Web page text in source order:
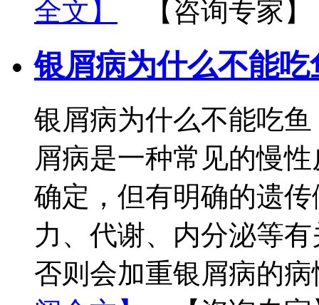
全文】 【咨询专家】
银屑病为什么不能吃
银屑病为什么不能吃
屑病是一种常见的慢
确定，但有明确的遗
力、代谢、内分泌等
否则会加重银屑病的